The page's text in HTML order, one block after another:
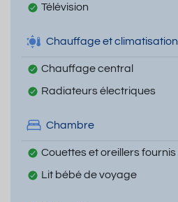
Télévision
Chauffage et climatisation
Chauffage central
Radiateurs électriques
Chambre
Couettes et oreillers fournis
Lit bébé de voyage